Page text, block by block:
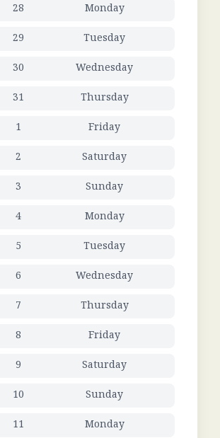
28
Monday
29
Tuesday
30
Wednesday
31
Thursday
1
Friday
2
Saturday
3
Sunday
4
Monday
5
Tuesday
6
Wednesday
7
Thursday
8
Friday
9
Saturday
10
Sunday
11
Monday